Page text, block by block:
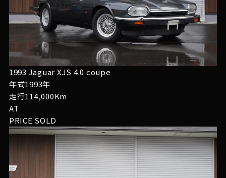
1993 Jaguar XJS 4.0 coupe
年式1993年
走行114,000Km
AT
PRICE SOLD